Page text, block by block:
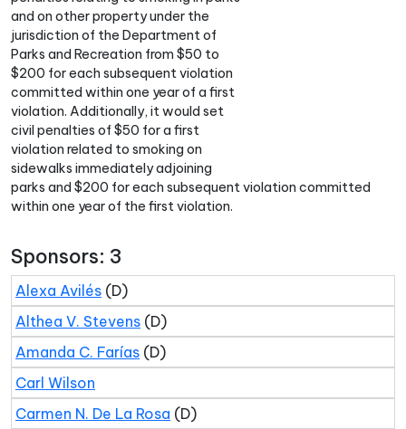
and on other property under the
jurisdiction of the Department of
Parks and Recreation from $50 to
$200 for each subsequent violation
committed within one year of a first
violation. Additionally, it would set
civil penalties of $50 for a first
violation related to smoking on
sidewalks immediately adjoining
parks and $200 for each subsequent violation committed
within one year of the first violation.
Sponsors: 3
Alexa Avilés (D)
Althea V. Stevens (D)
Amanda C. Farías (D)
Carl Wilson
Carmen N. De La Rosa (D)